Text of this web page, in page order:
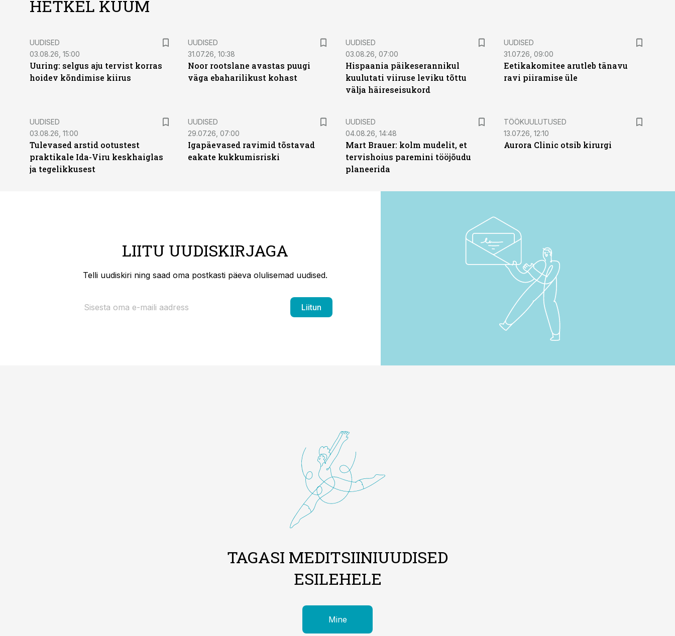
HETKEL KUUM
UUDISED
03.08.26, 15:00
Uuring: selgus aju tervist korras
hoidev kõndimise kiirus
UUDISED
31.07.26, 10:38
Noor rootslane avastas puugi
väga ebaharilikust kohast
UUDISED
03.08.26, 07:00
Hispaania päikeserannikul
kuulutati viiruse leviku tõttu
välja häireseisukord
UUDISED
31.07.26, 09:00
Eetikakomitee arutleb tänavu
ravi piiramise üle
UUDISED
03.08.26, 11:00
Tulevased arstid ootustest
praktikale Ida-Viru keskhaiglas
ja tegelikkusest
UUDISED
29.07.26, 07:00
Igapäevased ravimid tõstavad
eakate kukkumisriski
UUDISED
04.08.26, 14:48
Mart Brauer: kolm mudelit, et
tervishoius paremini tööjõudu
planeerida
ST
TÖÖKUULUTUSED
13.07.26, 12:10
Aurora Clinic otsib kirurgi
LIITU UUDISKIRJAGA
Telli uudiskiri ning saad oma postkasti päeva olulisemad uudised.
Liitun
TAGASI MEDITSIINIUUDISED
ESILEHELE
Mine